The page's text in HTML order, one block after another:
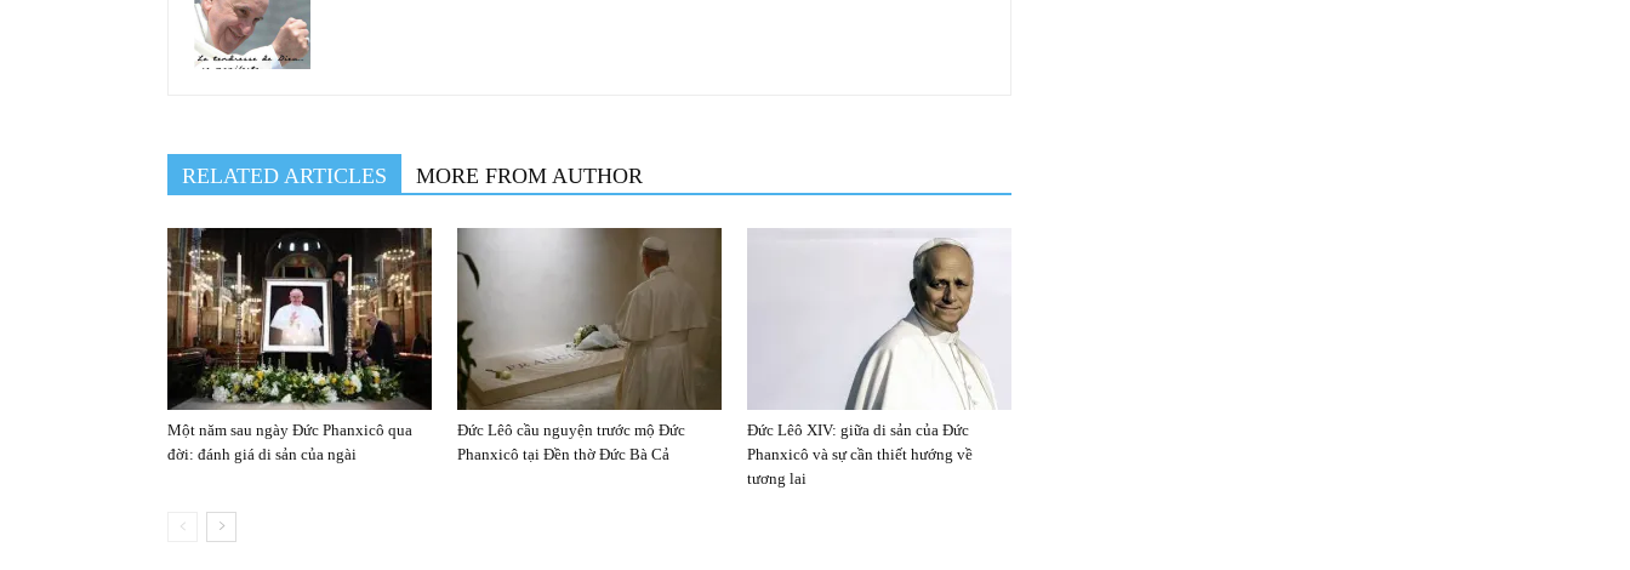
RELATED ARTICLES MORE FROM AUTHOR
Một năm sau ngày Đức Phanxicô qua
đời: đánh giá di sản của ngài
Đức Lêô cầu nguyện trước mộ Đức
Phanxicô tại Đền thờ Đức Bà Cả
Đức Lêô XIV: giữa di sản của Đức
Phanxicô và sự cần thiết hướng về
tương lai